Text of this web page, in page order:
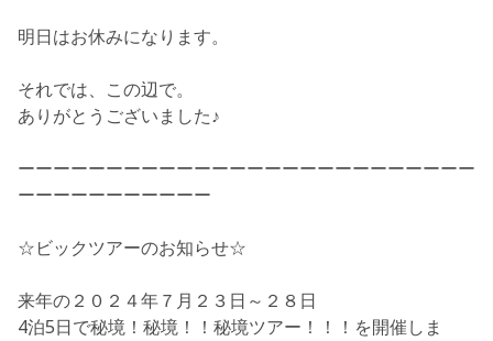
明日はお休みになります。
それでは、この辺で。
ありがとうございました♪
ーーーーーーーーーーーーーーーーーーーーーーーーーー
ーーーーーーーーーーー
☆ビックツアーのお知らせ☆
来年の２０２４年７月２３日～２８日
4泊5日で秘境！秘境！！秘境ツアー！！！ を開催しま